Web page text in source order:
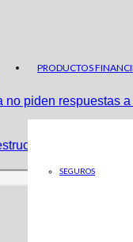
PRODUCTOS
SEGUROS
no piden respuestas
su marca